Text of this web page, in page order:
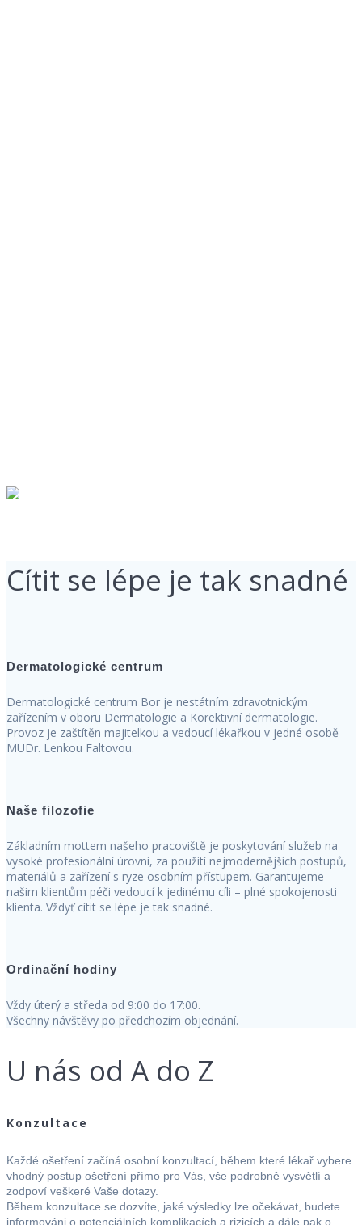
Cítit se lépe je tak snadné
Dermatologické centrum
Dermatologické centrum Bor je nestátním zdravotnickým
zařízením v oboru Dermatologie a Korektivní dermatologie.
Provoz je zaštítěn majitelkou a vedoucí lékařkou v jedné osobě
MUDr. Lenkou Faltovou.
Naše filozofie
Základním mottem našeho pracoviště je poskytování služeb na
vysoké profesionální úrovni, za použití nejmodernějších postupů,
materiálů a zařízení s ryze osobním přístupem. Garantujeme
našim klientům péči vedoucí k jedinému cíli – plné spokojenosti
klienta. Vždyť cítit se lépe je tak snadné.
Ordinační hodiny
Vždy úterý a středa od 9:00 do 17:00.
Všechny návštěvy po předchozím objednání.
U nás od A do Z
Konzultace
Každé ošetření začíná osobní konzultací, během které lékař vybere
vhodný postup ošetření přímo pro Vás, vše podrobně vysvětlí a
zodpoví veškeré Vaše dotazy.
Během konzultace se dozvíte, jaké výsledky lze očekávat, budete
informováni o potenciálních komplikacích a rizicích a dále pak o